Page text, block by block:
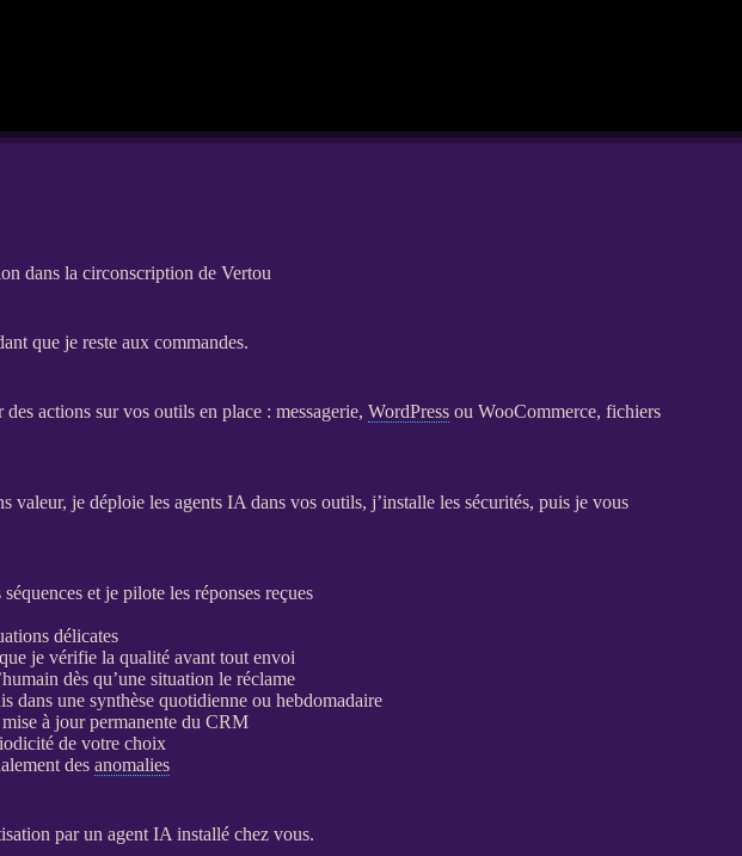
dans la circonscription de Vertou
que je reste aux commandes.
actions sur vos outils en place : messagerie,WordPress ouWooCommerce, fichiers
valeur, je déploie lesagents IA dans vos outils, j’installe les sécurités, puis je vous
et je pilote les réponses reçues
délicates
je vérifie la qualité avant tout envoi
dès qu’une situation le réclame
dans une synthèse quotidienne ou hebdomadaire
à jour permanente duCRM
de votre choix
desanomalies
par unagent IA installé chez vous.